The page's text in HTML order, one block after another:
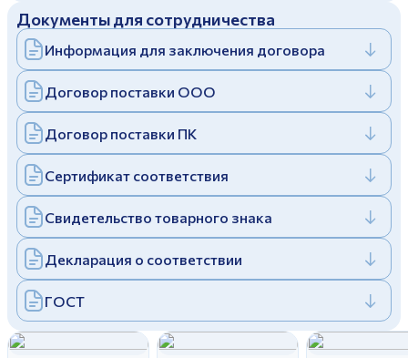
Отправить
Заполняя и отправляя форму, вы соглашаетесь
cполитикой конфиденциальности
Заполняя и отправляя форму, вы соглашаетесь
cполитикой конфиденциальности
Дулевский фарфоровый завод ©
Политика конфиденциальности
Документы для сотрудничества
Информация для заключения договора
Договор поставки ООО
Договор поставки ПК
Сертификат соответствия
Свидетельство товарного знака
Декларация о соответствии
ГОСТ